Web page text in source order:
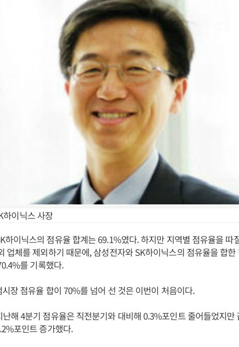
이닉스 사장
하이닉스의 점유율 합계는 69.1%였다. 하지만 지역별 점유율을 따
업체를 제외하기 때문에, 삼성전자와 SK하이닉스의 점유율을 합한
를 기록했다.
장 점유율 합이 70%를 넘어 선 것은 이번이 처음이다.
해 4분기 점유율은 직전분기와 대비해 0.3%포인트 줄어들었지만
포인트 증가했다.